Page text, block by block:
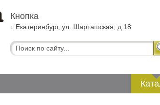
Кнопка
г. Екатеринбург, ул. Шарташская, д.18